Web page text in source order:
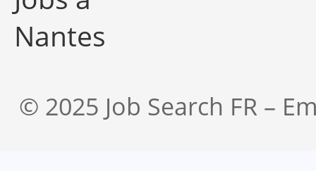
Nantes
© 2025 Job Search FR –